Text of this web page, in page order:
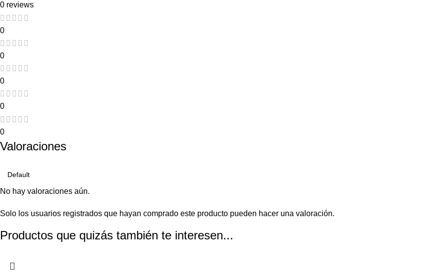
0 reviews
0
0
0
0
0
Valoraciones
No hay valoraciones aún.
Solo los usuarios registrados que hayan comprado este producto pueden hacer una valoración.
Productos que quizás también te interesen...